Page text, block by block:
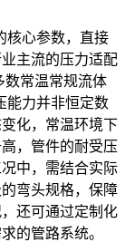
核心参数，直接
主流的压力适配
数常温常规流体
能力并非恒定数
化，常温环境下
，管件的耐受压
中，需结合实际
弯头规格，保障
还可通过定制化
的管路系统。